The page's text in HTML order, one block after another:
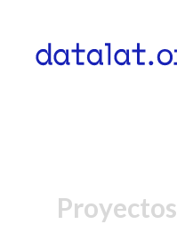
Proyectos